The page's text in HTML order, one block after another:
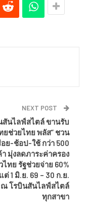
NEXT POST
สันไลฟ์สไตล์ ขานรับ
ยช่วยไทย พลัส” ชวน
อย-ช้อป-ใช้ กว่า 500
มุ่งลดภาระค่าครอง
ทย รัฐช่วยจ่าย 60%
ต่ 1 มิ.ย. 69 – 30 ก.ย.
ณ โรบินสันไลฟ์สไตล์
ทุกสาขา